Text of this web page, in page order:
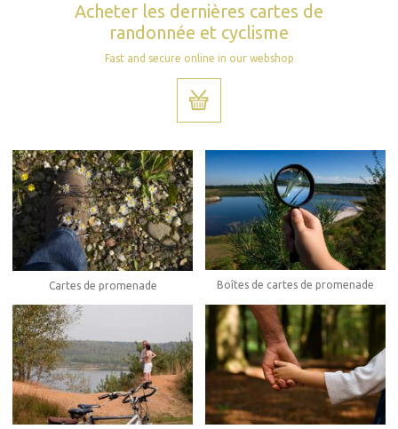
Acheter les dernières cartes de
randonnée et cyclisme
Fast and secure online in our webshop
Cartes de promenade Boîtes de cartes de promenade